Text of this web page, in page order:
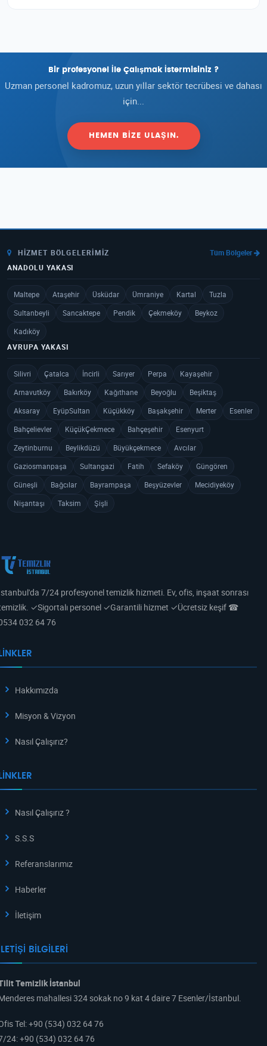
Bir profesyonel İle Çalışmak İstermisiniz ?
Uzman personel kadromuz, uzun yıllar sektör tecrübesi ve dahası
için...
HEMEN BIZE ULAŞIN.
HIZMET BÖLGELERIMIZ
Tüm Bölgeler
ANADOLU YAKASI
Maltepe Ataşehir Üsküdar Ümraniye Kartal
Tuzla
Sultanbeyli
Sancaktepe Pendik Çekmeköy
Beykoz
Kadıköy
AVRUPA YAKASI
Silivri Çatalca İncirli Sarıyer Perpa
Kayaşehir
Arnavutköy
Bakırköy Kağıthane Beyoğlu
Beşiktaş
Aksaray
EyüpSultan Küçükköy Başakşehir Merter
Esenler
Bahçelievler
KüçükÇekmece Bahçeşehir
Esenyurt
Zeytinburnu
Beylikdüzü Büyükçekmece
Avcılar
Gaziosmanpaşa
Sultangazi Fatih Sefaköy
Güngören
Güneşli
Bağcılar Bayrampaşa Beşyüzevler
Mecidiyeköy
Nişantaşı
Taksim Şişli
7/24 profesyonel temizlik hizmeti. Ev, ofis, inşaat sonrası
✓Sigortalı personel ✓Garantili hizmet ✓Ücretsiz keşif ☎
032 64 76
Hakkımızda
Misyon & Vizyon
Nasıl Çalışırız?
Nasıl Çalışırız ?
S.S.S
Referanslarımız
Haberler
İletişim
BILGILERI
Temizlik İstanbul
mahallesi 324 sokak no 9 kat 4 daire 7 Esenler/İstanbul.
Tel:+90 (534) 032 64 76
24:+90 (534) 032 64 76